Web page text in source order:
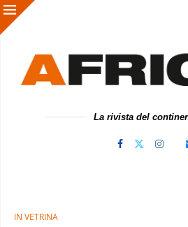
La rivista del
IN VETRINA